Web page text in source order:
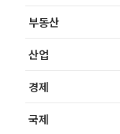
부동산
산업
경제
국제